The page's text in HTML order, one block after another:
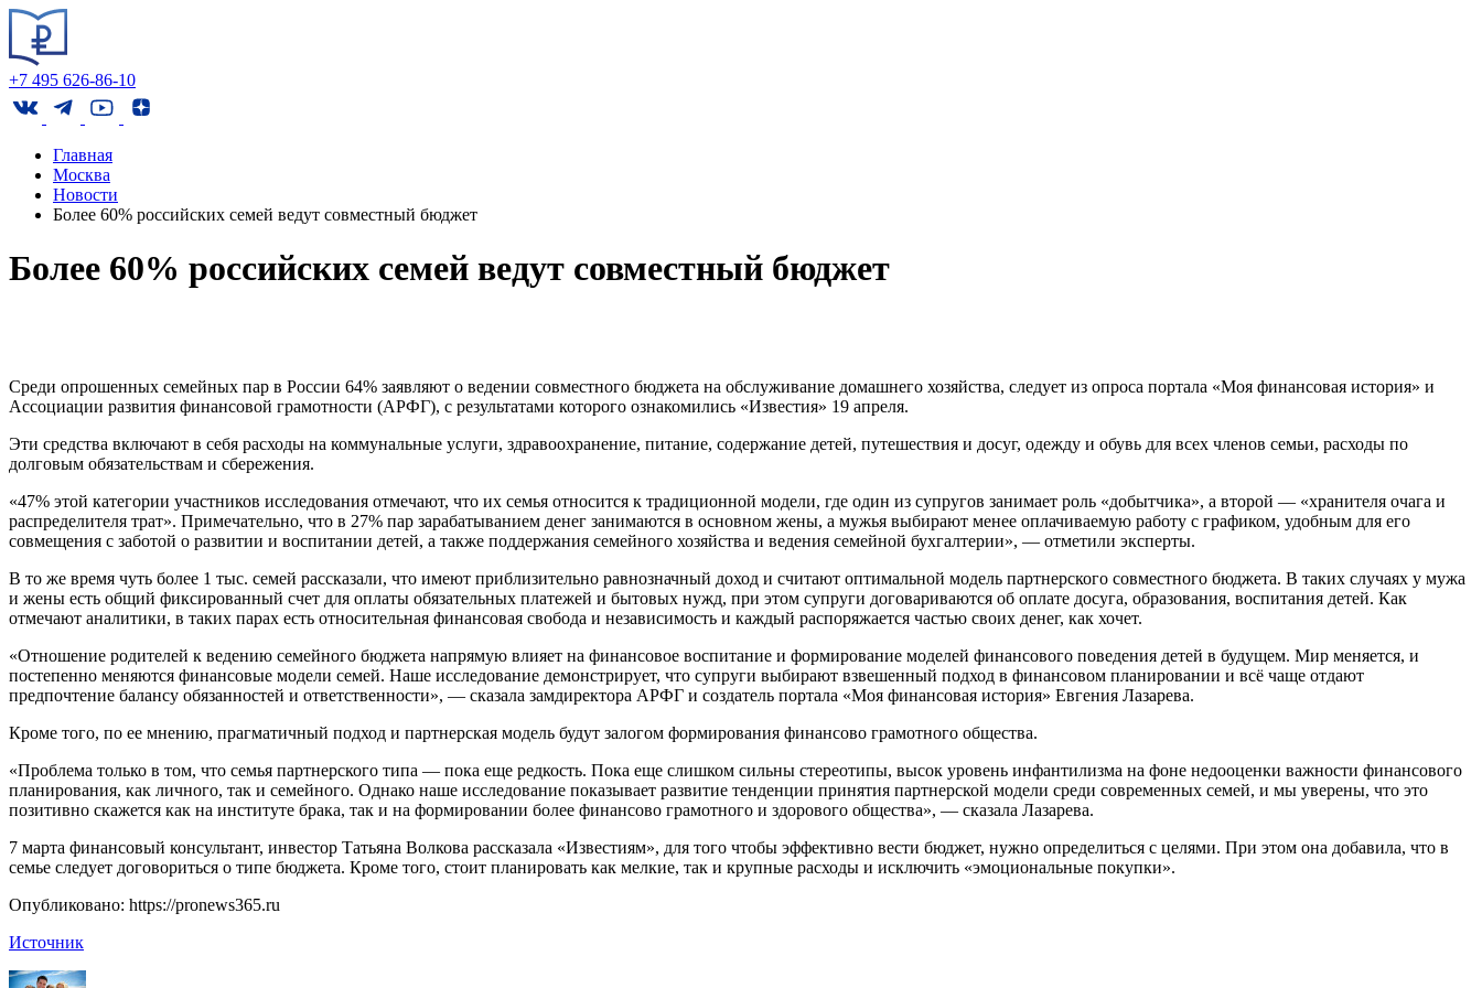
+7 495 626-86-10
Главная
Москва
Новости
Более 60% российских семей ведут совместный бюджет
Более 60% российских семей ведут совместный бюджет
Среди опрошенных семейных пар в России 64% заявляют о ведении совместного бюджета на обслуживание домашнего хозяйства, следует из опроса портала «Моя финансовая история» и
Ассоциации развития финансовой грамотности (АРФГ), с результатами которого ознакомились «Известия» 19 апреля.
Эти средства включают в себя расходы на коммунальные услуги, здравоохранение, питание, содержание детей, путешествия и досуг, одежду и обувь для всех членов семьи, расходы по
долговым обязательствам и сбережения.
«47% этой категории участников исследования отмечают, что их семья относится к традиционной модели, где один из супругов занимает роль «добытчика», а второй — «хранителя очага и
распределителя трат». Примечательно, что в 27% пар зарабатыванием денег занимаются в основном жены, а мужья выбирают менее оплачиваемую работу с графиком, удобным для его
совмещения с заботой о развитии и воспитании детей, а также поддержания семейного хозяйства и ведения семейной бухгалтерии», — отметили эксперты.
В то же время чуть более 1 тыс. семей рассказали, что имеют приблизительно равнозначный доход и считают оптимальной модель партнерского совместного бюджета. В таких случаях у мужа
и жены есть общий фиксированный счет для оплаты обязательных платежей и бытовых нужд, при этом супруги договариваются об оплате досуга, образования, воспитания детей. Как
отмечают аналитики, в таких парах есть относительная финансовая свобода и независимость и каждый распоряжается частью своих денег, как хочет.
«Отношение родителей к ведению семейного бюджета напрямую влияет на финансовое воспитание и формирование моделей финансового поведения детей в будущем. Мир меняется, и
постепенно меняются финансовые модели семей. Наше исследование демонстрирует, что супруги выбирают взвешенный подход в финансовом планировании и всё чаще отдают
предпочтение балансу обязанностей и ответственности», — сказала замдиректора АРФГ и создатель портала «Моя финансовая история» Евгения Лазарева.
Кроме того, по ее мнению, прагматичный подход и партнерская модель будут залогом формирования финансово грамотного общества.
«Проблема только в том, что семья партнерского типа — пока еще редкость. Пока еще слишком сильны стереотипы, высок уровень инфантилизма на фоне недооценки важности финансового
планирования, как личного, так и семейного. Однако наше исследование показывает развитие тенденции принятия партнерской модели среди современных семей, и мы уверены, что это
позитивно скажется как на институте брака, так и на формировании более финансово грамотного и здорового общества», — сказала Лазарева.
7 марта финансовый консультант, инвестор Татьяна Волкова рассказала «Известиям», для того чтобы эффективно вести бюджет, нужно определиться с целями. При этом она добавила, что в
семье следует договориться о типе бюджета. Кроме того, стоит планировать как мелкие, так и крупные расходы и исключить «эмоциональные покупки».
Опубликовано: https://pronews365.ru
Источник